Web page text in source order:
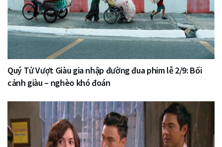
Quý Tử Vượt Giàu gia nhập đường đua phim lễ 2/9: Bối
cảnh giàu – nghèo khó đoán